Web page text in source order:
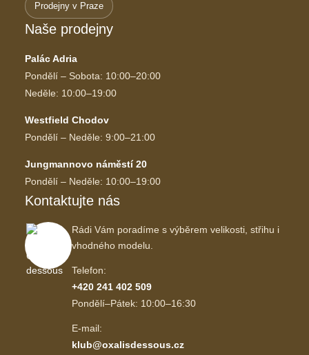
Prodejny v Praze
Naše prodejny
Palác Adria
Pondělí – Sobota: 10:00–20:00
Neděle: 10:00–19:00
Westfield Chodov
Pondělí – Neděle: 9:00–21:00
Jungmannovo náměstí 20
Pondělí – Neděle: 10:00–19:00
Kontaktujte nás
Rádi Vám poradíme s výběrem velikosti, střihu i
vhodného modelu.
Telefon:
+420 241 402 509
Pondělí–Pátek: 10:00–16:30
E-mail:
klub@oxalisdessous.cz